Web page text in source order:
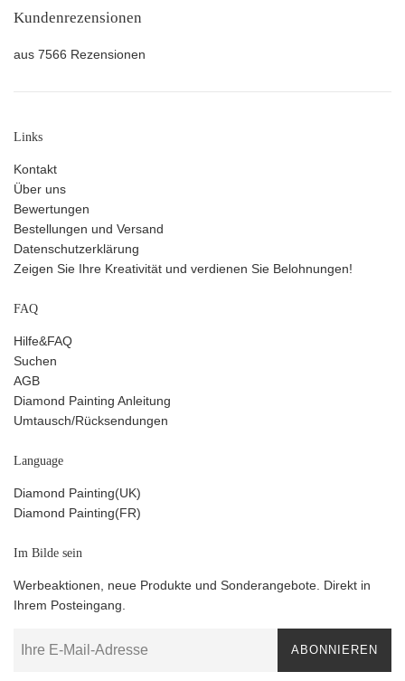
Kundenrezensionen
aus 7566 Rezensionen
Links
Kontakt
Über uns
Bewertungen
Bestellungen und Versand
Datenschutzerklärung
Zeigen Sie Ihre Kreativität und verdienen Sie Belohnungen!
FAQ
Hilfe&FAQ
Suchen
AGB
Diamond Painting Anleitung
Umtausch/Rücksendungen
Language
Diamond Painting(UK)
Diamond Painting(FR)
Im Bilde sein
Werbeaktionen, neue Produkte und Sonderangebote. Direkt in
Ihrem Posteingang.
ABONNIEREN